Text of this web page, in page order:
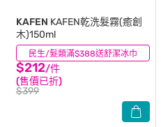
民生/髮類滿$388送舒潔冰巾
KAFEN KAFEN乾洗髮霧(癒創
木)150ml
$212/件
(售價已折)
$399
(3)